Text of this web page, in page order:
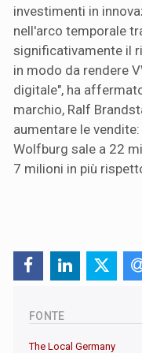
investimenti in
nell'arco temporale
significativamente il
in modo da rendere
digitale", ha
marchio, Ralf
aumentare le
Wolfburg sale a 22
7 milioni in più
FONTE
The Local Germany